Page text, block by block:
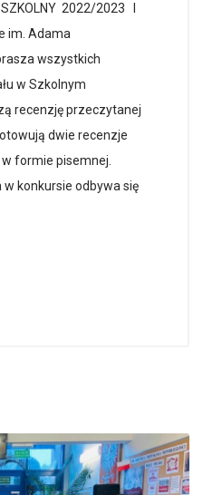
SZKOLNY 2022/2023 I
im. Adama
wszystkich
w Szkolnym
recenzję przeczytanej
dwie recenzje
formie pisemnej.
konkursie odbywa się